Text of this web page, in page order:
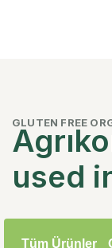
GLUTEN FREE
used
Tüm Ürünler